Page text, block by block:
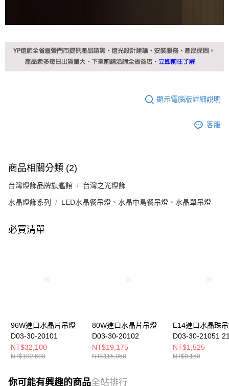
顯示電腦版詳細說明
客服
商品相關分類 (2)
台灣燈飾品牌旗艦館 台灣之光燈飾
水晶燈飾系列 LED水晶餐吊燈、水晶中島餐吊燈、水晶單吊燈
必買清單
96W進口水晶片吊燈
D03-30-20101
NT$32,100
NT$192,600
80W進口水晶片吊燈
D03-30-20102
NT$19,175
NT$115,050
E14進口水晶珠
D03-30-21051
NT$1,525
NT$9,150
你可能有興趣的商品全站排行